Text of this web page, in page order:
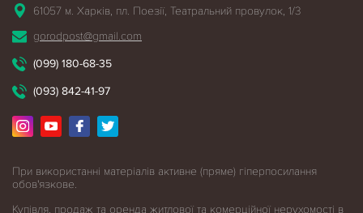
61057 м. Харків, пл. Поезії, Театральний провулок, 1/3
gorodpost@gmail.com
(099) 180-68-35
(093) 842-41-97
При використанні матеріалів активне (пряме) гіперпосилання
обов'язкове.
Купівля, продаж та оренда житлової та комерційної нерухомості в